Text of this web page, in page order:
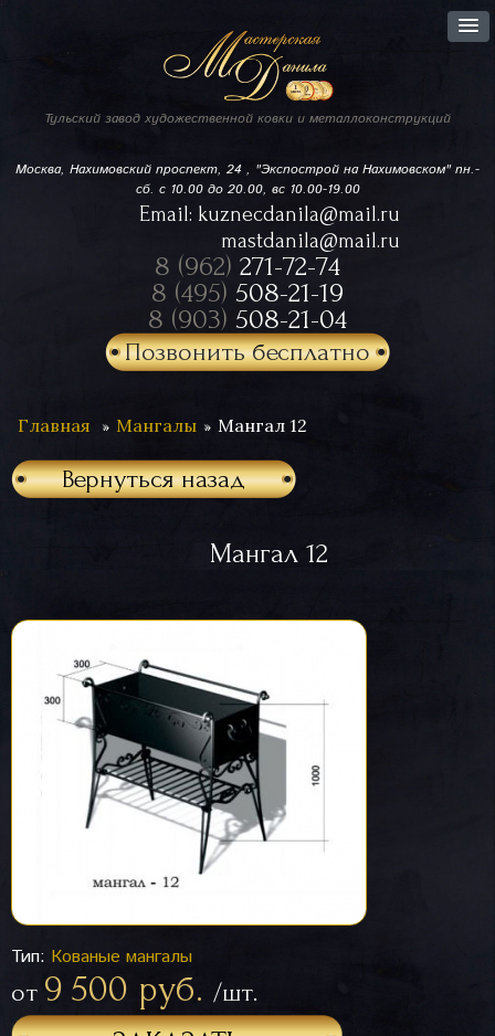
Тульский завод художественной ковки и металлоконструкций
Москва, Нахимовский проспект, 24 , "Экспострой на Нахимовском"пн.-
сб. с 10.00 до 20.00, вс 10.00-19.00
Email: kuznecdanila@mail.ru
mastdanila@mail.ru
8 (962) 271-72-74
8 (495) 508-21-19
8 (903) 508-21-04
Позвонить бесплатно
Главная Мангалы Мангал 12
Вернуться назад
Мангал 12
Тип: Кованые мангалы
от 9 500 руб. /шт.